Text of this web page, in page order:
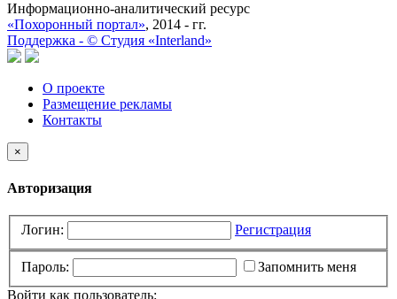
Информационно-аналитический ресурс
«Похоронный портал», 2014 - гг.
Поддержка - © Cтудия «Interland»
О проекте
Размещение рекламы
Контакты
×
Авторизация
Логин: Регистрация
Пароль:
Запомнить меня
Войти как пользователь: